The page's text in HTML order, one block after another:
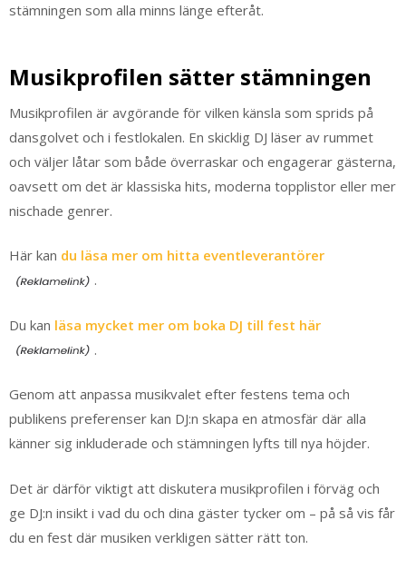
stämningen som alla minns länge efteråt.
Musikprofilen sätter stämningen
Musikprofilen är avgörande för vilken känsla som sprids på
dansgolvet och i festlokalen. En skicklig DJ läser av rummet
och väljer låtar som både överraskar och engagerar gästerna,
oavsett om det är klassiska hits, moderna topplistor eller mer
nischade genrer.
Här kan du läsa mer om hitta eventleverantörer
.
Du kan läsa mycket mer om boka DJ till fest här
.
Genom att anpassa musikvalet efter festens tema och
publikens preferenser kan DJ:n skapa en atmosfär där alla
känner sig inkluderade och stämningen lyfts till nya höjder.
Det är därför viktigt att diskutera musikprofilen i förväg och
ge DJ:n insikt i vad du och dina gäster tycker om – på så vis får
du en fest där musiken verkligen sätter rätt ton.